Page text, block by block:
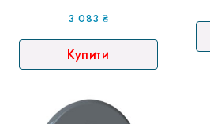
3 083₴
Купити